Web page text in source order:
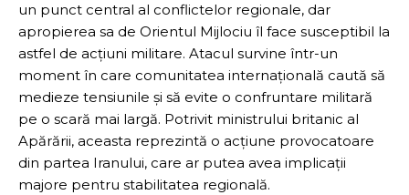
un punct central al conflictelor regionale, dar
apropierea sa de Orientul Mijlociu îl face susceptibil la
astfel de acțiuni militare. Atacul survine într-un
moment în care comunitatea internațională caută să
medieze tensiunile și să evite o confruntare militară
pe o scară mai largă. Potrivit ministrului britanic al
Apărării, aceasta reprezintă o acțiune provocatoare
din partea Iranului, care ar putea avea implicații
majore pentru stabilitatea regională.